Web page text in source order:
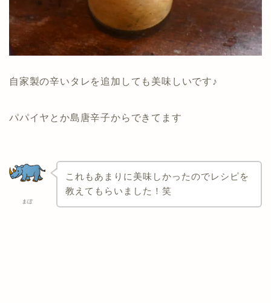
自家製の辛いタレを追加しても美味しいです♪
パパイヤとか島唐辛子からできてます
まぼ
これもあまりに美味しかったのでレシピを
教えてもらいました！笑